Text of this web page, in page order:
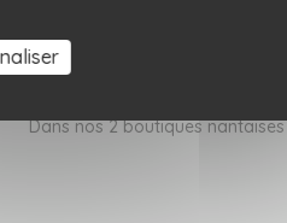
Dans nos 2 boutiques nantaises